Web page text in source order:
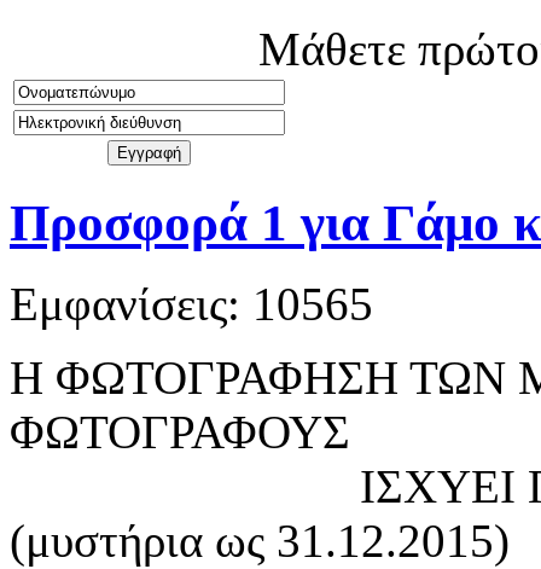
Μάθετε
Προσφορά 1 για Γάμο
Εμφανίσεις: 10565
Η ΦΩΤΟΓΡΑΦΗΣΗ ΤΩΝ
ΦΩΤΟΓΡΑΦΟΥΣ
ΙΣΧΥΕΙ ΓΙΑ
(μυστήρια ως 31.12.2015)